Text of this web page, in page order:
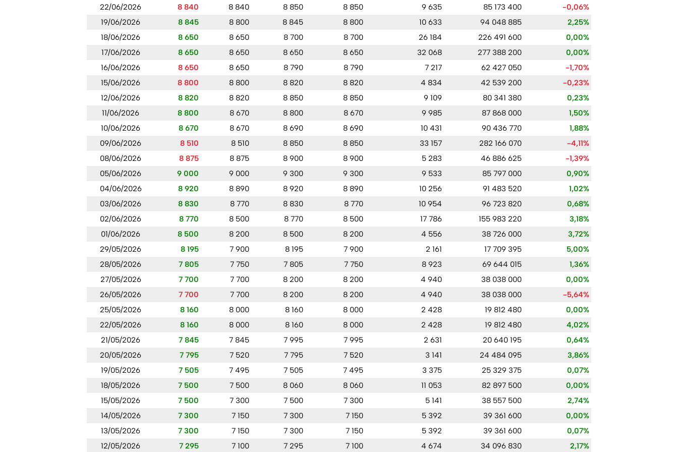
22/06/2026 8 840 8 840 8 850 8 850 9 635 85 173 400
-0,06%
19/06/2026
8 845 8 800 8 845 8 800 10 633 94 048 885
2,25%
18/06/2026
8 650 8 650 8 700 8 700 26 184 226 491 600
0,00%
17/06/2026
8 650 8 650 8 650 8 650 32 068 277 388 200
0,00%
16/06/2026
8 650 8 650 8 790 8 790 7 217 62 427 050
-1,70%
15/06/2026
8 800 8 800 8 820 8 820 4 834 42 539 200
-0,23%
12/06/2026
8 820 8 820 8 850 8 850 9 109 80 341 380
0,23%
11/06/2026
8 800 8 670 8 800 8 670 9 985 87 868 000
1,50%
10/06/2026
8 670 8 670 8 690 8 690 10 431 90 436 770
1,88%
09/06/2026
8 510 8 510 8 850 8 850 33 157 282 166 070
-4,11%
08/06/2026
8 875 8 875 8 900 8 900 5 283 46 886 625
-1,39%
05/06/2026
9 000 9 000 9 300 9 300 9 533 85 797 000
0,90%
04/06/2026
8 920 8 890 8 920 8 890 10 256 91 483 520
1,02%
03/06/2026
8 830 8 770 8 830 8 770 10 954 96 723 820
0,68%
02/06/2026
8 770 8 500 8 770 8 500 17 786 155 983 220
3,18%
01/06/2026
8 500 8 200 8 500 8 200 4 556 38 726 000
3,72%
29/05/2026
8 195 7 900 8 195 7 900 2 161 17 709 395
5,00%
28/05/2026
7 805 7 750 7 805 7 750 8 923 69 644 015
1,36%
27/05/2026
7 700 7 700 8 200 8 200 4 940 38 038 000
0,00%
26/05/2026
7 700 7 700 8 200 8 200 4 940 38 038 000
-5,64%
25/05/2026
8 160 8 000 8 160 8 000 2 428 19 812 480
0,00%
22/05/2026
8 160 8 000 8 160 8 000 2 428 19 812 480
4,02%
21/05/2026
7 845 7 845 7 995 7 995 2 631 20 640 195
0,64%
20/05/2026
7 795 7 520 7 795 7 520 3 141 24 484 095
3,86%
19/05/2026
7 505 7 495 7 505 7 495 3 375 25 329 375
0,07%
18/05/2026
7 500 7 500 8 060 8 060 11 053 82 897 500
0,00%
15/05/2026
7 500 7 300 7 500 7 300 5 141 38 557 500
2,74%
14/05/2026
7 300 7 150 7 300 7 150 5 392 39 361 600
0,00%
13/05/2026
7 300 7 150 7 300 7 150 5 392 39 361 600
0,07%
12/05/2026
7 295 7 100 7 295 7 100 4 674 34 096 830 2,17%